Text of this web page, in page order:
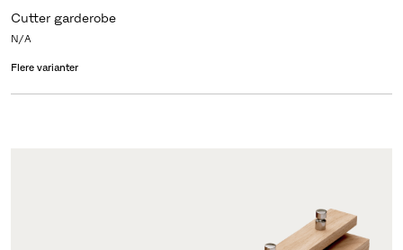
Cutter garderobe
N/A
Flere varianter